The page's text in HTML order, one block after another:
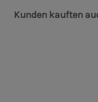
Kunden kauften